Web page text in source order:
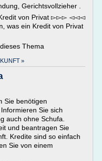
Gerichtsvollzieher .
Kredit von Privat ▻▻▻ ◅◅◅
was ein Kredit von Privat
Thema
»
Sie benötigen
Sie sich
auch ohne Schufa.
und beantragen Sie
Kredite sind so einfach
Sie von einem